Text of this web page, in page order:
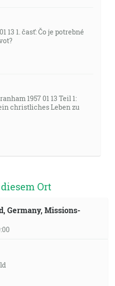
13 1. časť: Čo je potrebné
1957 01 13 Teil 1:
christliches Leben zu
Ort
Germany, Missions-